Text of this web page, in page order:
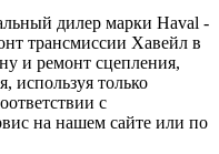
дилер марки Haval -
трансмиссии Хавейл в
и ремонт сцепления,
используя только
с
на нашем сайте или по